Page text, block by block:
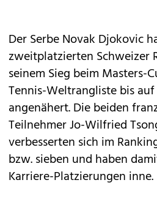
Der Serbe Novak Djokovic
zweitplatzierten Schweizer
seinem Sieg beim Masters-
Tennis-Weltrangliste bis
angenähert. Die beiden
Teilnehmer Jo-Wilfried
verbesserten sich im
bzw. sieben und haben
Karriere-Platzierungen inne.